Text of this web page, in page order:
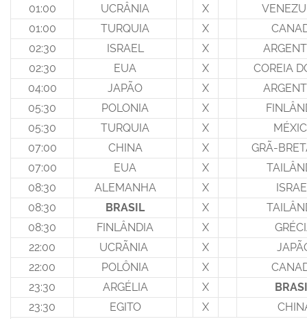
01:00
UCRÂNIA X
01:00
TURQUIA X
02:30
ISRAEL X
02:30
EUA X
COREIA
04:00
JAPÃO X
05:30
POLONIA X
05:30
TURQUIA X
07:00
CHINA X
GRÃ-
07:00
EUA X
08:30
ALEMANHA X
08:30
BRASIL X
08:30
FINLÂNDIA X
22:00
UCRÃNIA X
22:00
POLÔNIA X
23:30
ARGÉLIA X
23:30
EGITO X